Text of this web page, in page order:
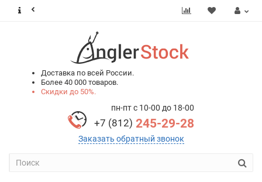
Доставка по всей России.
Более 40 000 товаров.
Скидки до 50%.
пн-пт с 10-00 до 18-00
+7 (812) 245-29-28
Заказать обратный звонок